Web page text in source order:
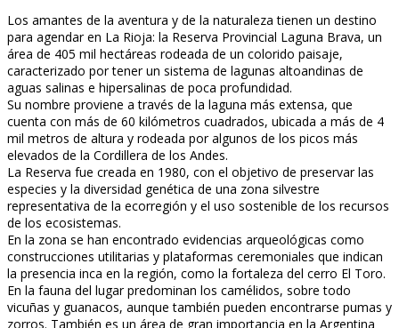
Los amantes de la aventura y de la naturaleza tienen un destino
para agendar en La Rioja: la Reserva Provincial Laguna Brava, un
área de 405 mil hectáreas rodeada de un colorido paisaje,
caracterizado por tener un sistema de lagunas altoandinas de
aguas salinas e hipersalinas de poca profundidad.
Su nombre proviene a través de la laguna más extensa, que
cuenta con más de 60 kilómetros cuadrados, ubicada a más de 4
mil metros de altura y rodeada por algunos de los picos más
elevados de la Cordillera de los Andes.
La Reserva fue creada en 1980, con el objetivo de preservar las
especies y la diversidad genética de una zona silvestre
representativa de la ecorregión y el uso sostenible de los recursos
de los ecosistemas.
En la zona se han encontrado evidencias arqueológicas como
construcciones utilitarias y plataformas ceremoniales que indican
la presencia inca en la región, como la fortaleza del cerro El Toro.
En la fauna del lugar predominan los camélidos, sobre todo
vicuñas y guanacos, aunque también pueden encontrarse pumas y
zorros. También es un área de gran importancia en la Argentina